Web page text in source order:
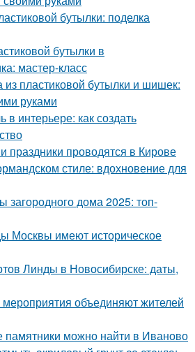
бутылки: поделка
бутылки в
мастер-класс
из пластиковой бутылки и шишек:
руками
в интерьере: как создать
праздники проводятся в Кирове
стиле: вдохновение для
загородного дома 2025: топ-
Москвы имеют историческое
Линды в Новосибирске: даты,
мероприятия объединяют жителей
памятники можно найти в Иваново